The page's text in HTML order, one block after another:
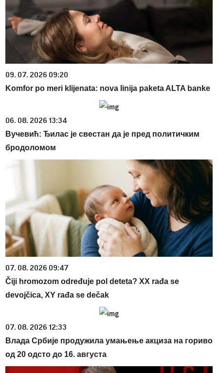
09. 07. 2026 09:20
Komfor po meri klijenata: nova linija paketa ALTA banke
06. 08. 2026 13:34
Вучевић: Ђилас је свестан да је пред политичким
бродоломом
07. 08. 2026 09:47
Čiji hromozom određuje pol deteta? XX rađa se
devojčica, XY rađa se dečak
07. 08. 2026 12:33
Влада Србије продужила умањење акциза на гориво
од 20 одсто до 16. августа